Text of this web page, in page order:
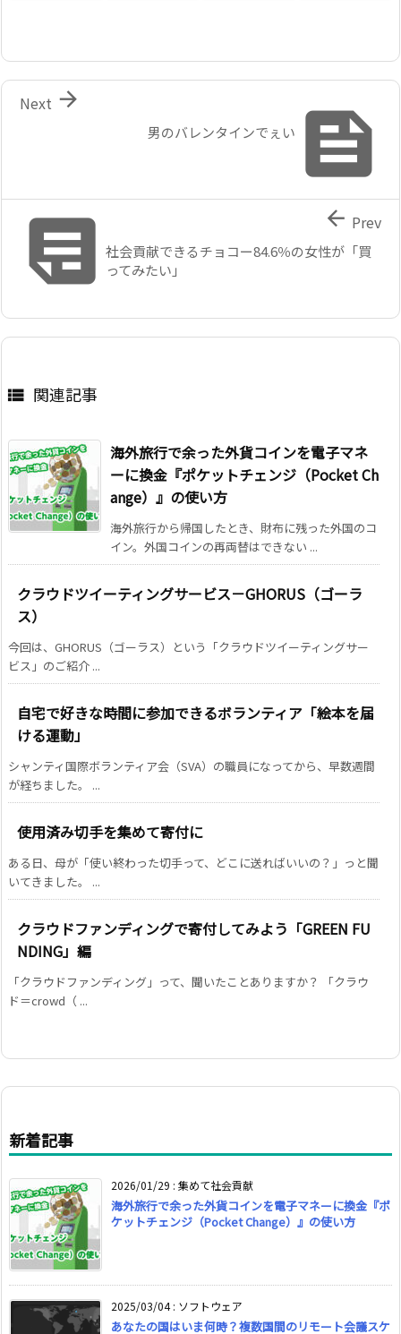

男のバレンタインでぇい

Next
社会貢献できるチョコー84.6％の女性が「買
ってみたい」
 Prev
 関連記事
海外旅行で余った外貨コインを電子マネ
ーに換金『ポケットチェンジ（Pocket Ch
ange）』の使い方
海外旅行から帰国したとき、財布に残った外国のコ
イン。外国コインの再両替はできない ...
クラウドツイーティングサービス－GHORUS（ゴーラ
ス）
今回は、GHORUS（ゴーラス）という「クラウドツイーティングサー
ビス」のご紹介 ...
自宅で好きな時間に参加できるボランティア「絵本を届
ける運動」
シャンティ国際ボランティア会（SVA）の職員になってから、早数週間
が経ちました。 ...
使用済み切手を集めて寄付に
ある日、母が「使い終わった切手って、どこに送ればいいの？」っと聞
いてきました。 ...
クラウドファンディングで寄付してみよう「GREEN FU
NDING」編
「クラウドファンディング」って、聞いたことありますか？ 「クラウ
ド＝crowd（ ...
新着記事
2026/01/29 : 集めて社会貢献
海外旅行で余った外貨コインを電子マネーに換金『ポ
ケットチェンジ（Pocket Change）』の使い方
2025/03/04: ソフトウェア
あなたの国はいま何時？複数国間のリモート会議スケ